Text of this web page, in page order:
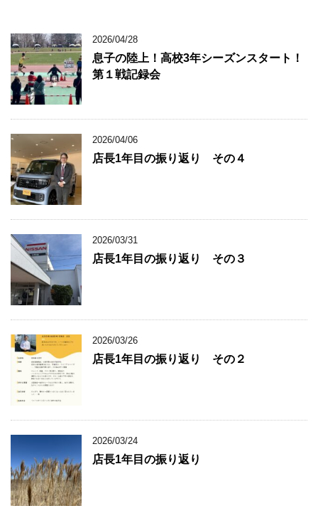
2026/04/28
息子の陸上！高校3年シーズンスタート！
第１戦記録会
2026/04/06
店長1年目の振り返り その４
2026/03/31
店長1年目の振り返り その３
2026/03/26
店長1年目の振り返り その２
2026/03/24
店長1年目の振り返り